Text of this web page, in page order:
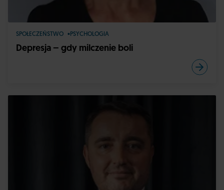
SPOŁECZEŃSTWO PSYCHOLOGIA
Depresja – gdy milczenie boli